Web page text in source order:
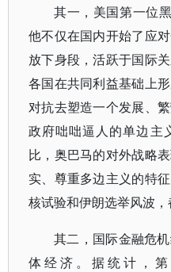
其一，美国第一位
他不仅在国内开始了应
放下身段，活跃于国际
各国在共同利益基础上
对抗去塑造一个发展、
政府咄咄逼人的单边主
比，奥巴马的对外战略
实、尊重多边主义的特
核试验和伊朗选举风波，
其二，国际金融危
体经济。据统计，